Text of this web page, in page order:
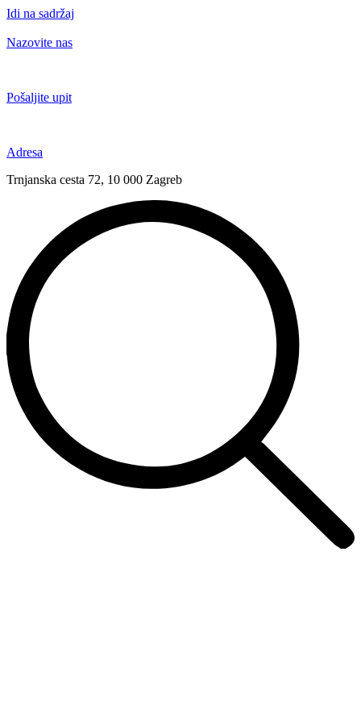
Idi na sadržaj
Nazovite nas
Pošaljite upit
Adresa
Trnjanska cesta 72, 10 000 Zagreb